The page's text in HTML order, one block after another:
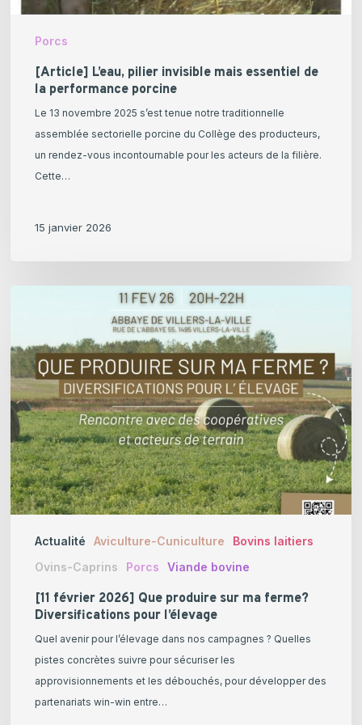
Porcs
[Article] L’eau, pilier invisible mais essentiel de
la performance porcine
Le 13 novembre 2025 s’est tenue notre traditionnelle
assemblée sectorielle porcine du Collège des producteurs,
un rendez-vous incontournable pour les acteurs de la filière.
Cette…
15 janvier 2026
Actualité Aviculture-Cuniculture
Bovins laitiers
Ovins-Caprins
Porcs Viande bovine
Que
produire
sur
ma
ferme?
Diversifications
pour
l’élevage
[11 février 2026] Que produire sur ma ferme?
Diversifications pour l’élevage
Quel avenir pour l’élevage dans nos campagnes ? Quelles
pistes concrètes suivre pour sécuriser les
approvisionnements et les débouchés, pour développer des
partenariats win-win entre…